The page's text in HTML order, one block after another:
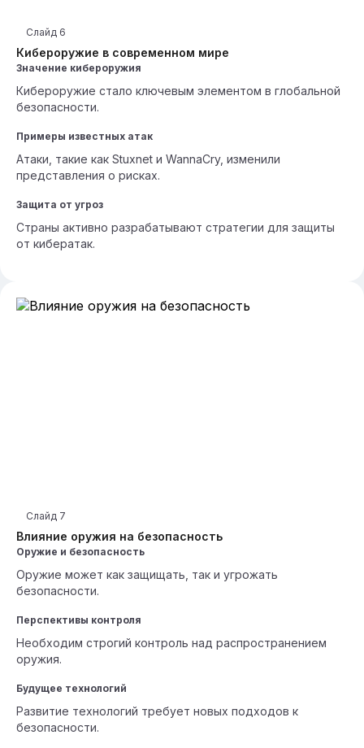
Кибероружие в современном мире
Слайд 6
Значение кибероружия
Кибероружие стало ключевым элементом в глобальной
безопасности.
Примеры известных атак
Атаки, такие как Stuxnet и WannaCry, изменили
представления о рисках.
Защита от угроз
Страны активно разрабатывают стратегии для защиты
от кибератак.
Влияние оружия на безопасность
Слайд 7
Оружие и безопасность
Оружие может как защищать, так и угрожать
безопасности.
Перспективы контроля
Необходим строгий контроль над распространением
оружия.
Будущее технологий
Развитие технологий требует новых подходов к
безопасности.